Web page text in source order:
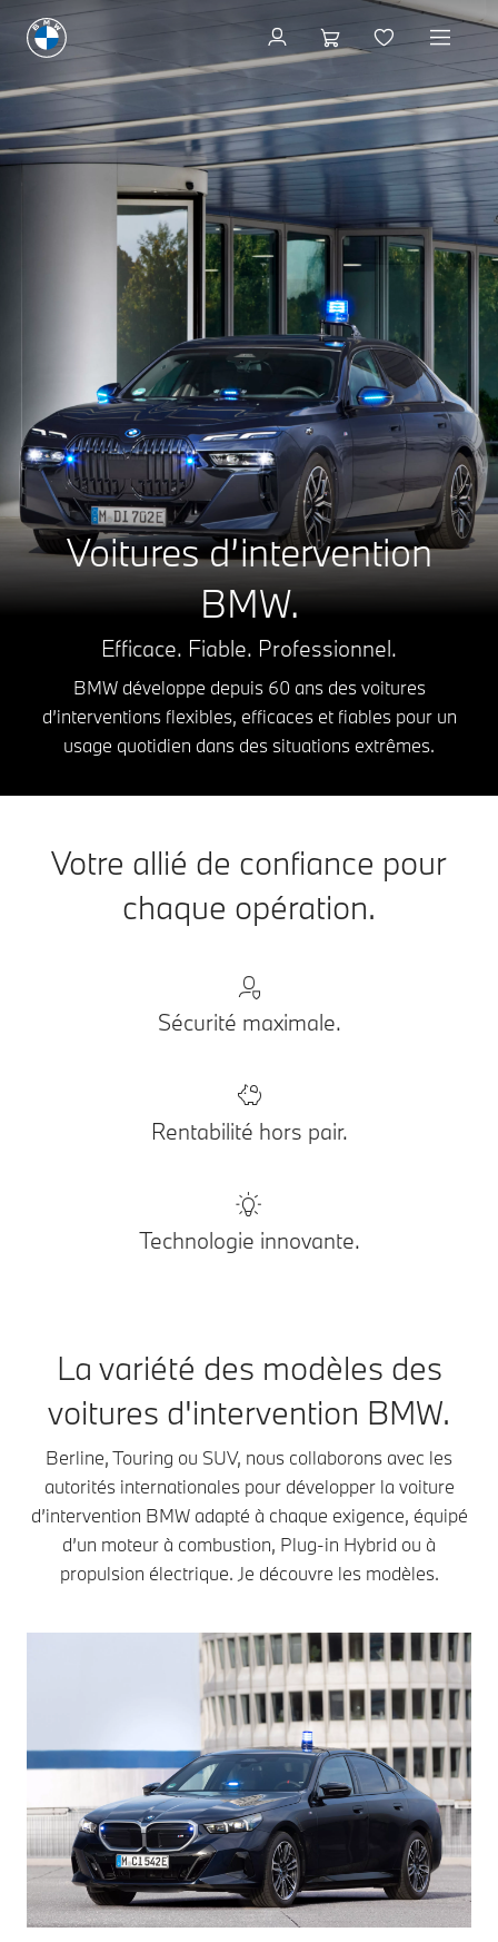
Voitures d’intervention
BMW.
Efficace. Fiable. Professionnel.
BMW développe depuis 60 ans des voitures
d’interventions flexibles, efficaces et fiables pour un
usage quotidien dans des situations extrêmes.
Votre allié de confiance pour
chaque opération.
Sécurité maximale.
Rentabilité hors pair.
Technologie innovante.
La variété des modèles des
voitures d'intervention BMW.
Berline, Touring ou SUV, nous collaborons avec les
autorités internationales pour développer la voiture
d’intervention BMW adapté à chaque exigence, équipé
d’un moteur à combustion, Plug-in Hybrid ou à
propulsion électrique. Je découvre les modèles.